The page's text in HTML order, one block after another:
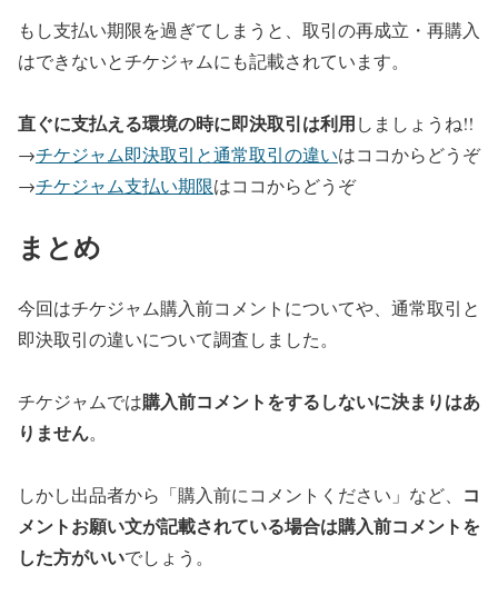
もし支払い期限を過ぎてしまうと、取引の再成立・再購入
はできないとチケジャムにも記載されています。
直ぐに支払える環境の時に即決取引は利用しましょうね!!
→チケジャム即決取引と通常取引の違いはココからどうぞ
→チケジャム支払い期限はココからどうぞ
まとめ
今回はチケジャム購入前コメントについてや、通常取引と
即決取引の違いについて調査しました。
チケジャムでは購入前コメントをするしないに決まりはあ
りません。
しかし出品者から「購入前にコメントください」など、 コ
メントお願い文が記載されている場合は購入前コメントを
した方がいいでしょう。